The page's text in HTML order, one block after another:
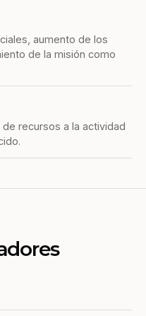
aumento de los
de la misión como
recursos a la actividad